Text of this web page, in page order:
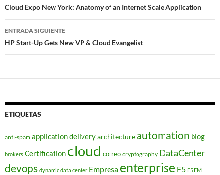
de
entradas
Cloud Expo New York: Anatomy of an Internet Scale Application
ENTRADA SIGUIENTE
HP Start-Up Gets New VP & Cloud Evangelist
ETIQUETAS
anti-spam application deliveryarchitecture automation blog
brokers Certification cloud correo cryptography DataCenter
devops dynamic data center Empresa enterprise F5 F5 EM